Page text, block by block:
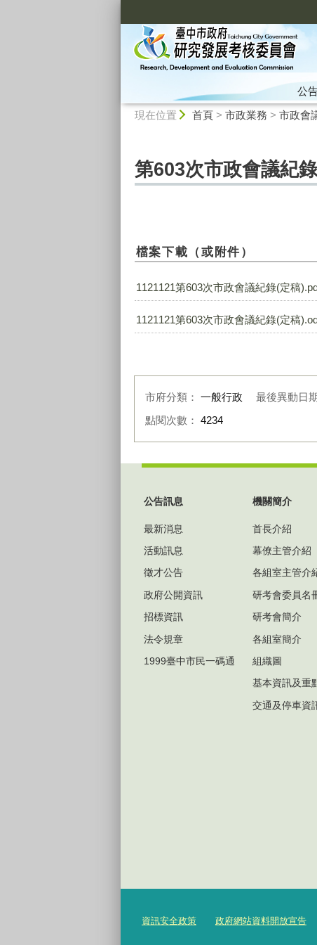
公
現在位置 首頁> 市政業務 > 市政會
第603次市政會議紀
檔案下載（或附件）
1121121第603次市政會議紀錄(定稿
1121121第603次市政會議紀錄(定稿
市府分類： 一般行政 最後異動日
點閱次數： 4234
公告訊息
最新消息
活動訊息
徵才公告
政府公開資訊
招標資訊
法令規章
1999臺中市民一碼通
機關簡介
首長介紹
幕僚主管介紹
各組室主管介
研考會委員名
研考會簡介
各組室簡介
組織圖
基本資訊及重
交通及停車資
資訊安全政策 政府網站資料開放宣告